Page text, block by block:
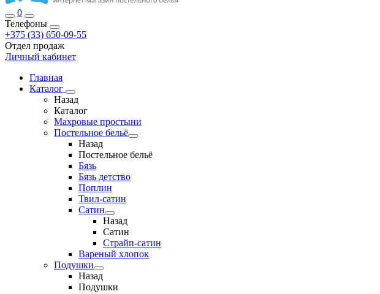
0
Телефоны
+375 (33) 650-09-55
Отдел продаж
Личный кабинет
Главная
Каталог
Назад
Каталог
Махровые простыни
Постельное бельё
Назад
Постельное бельё
Бязь
Бязь детство
Поплин
Твил-сатин
Сатин
Назад
Сатин
Страйп-сатин
Вареный хлопок
Подушки
Назад
Подушки